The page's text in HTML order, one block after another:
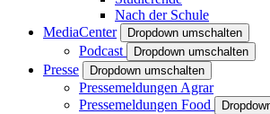
Nach der Schule
MediaCenter
Dropdown umschalten
Podcast Dropdown umschalten
Presse Dropdown umschalten
Pressemeldungen Agrar
Pressemeldungen Food